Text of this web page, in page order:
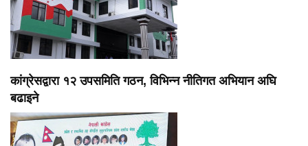
कांग्रेसद्वारा १२ उपसमिति गठन, विभिन्न नीतिगत अभियान अघि
बढाइने